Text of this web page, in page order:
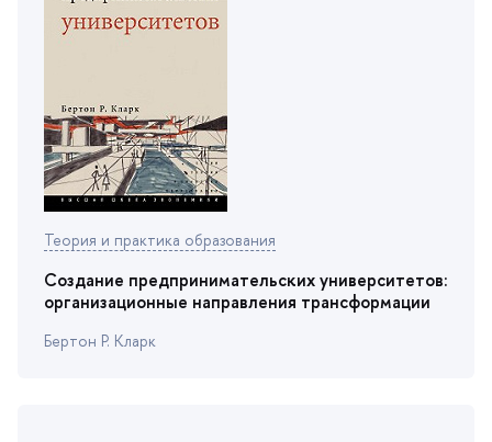
Теория и практика образования
Создание предпринимательских университетов:
организационные направления трансформации
Бертон Р. Кларк